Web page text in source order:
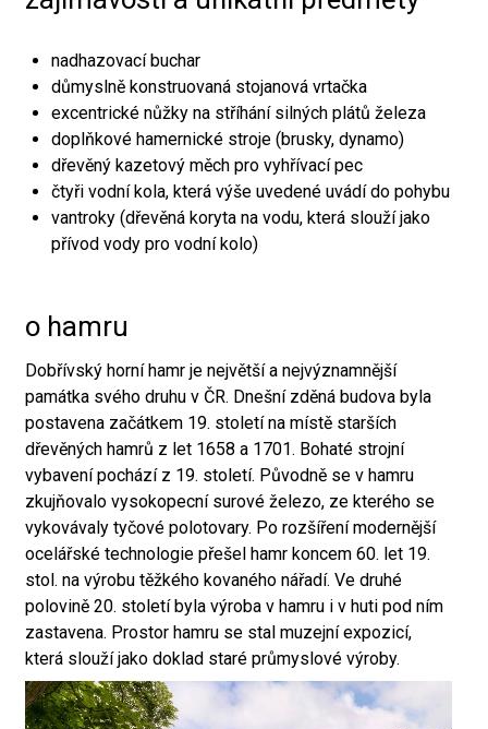
nadhazovací buchar
důmyslně konstruovaná stojanová vrtačka
excentrické nůžky na stříhání silných plátů železa
doplňkové hamernické stroje (brusky, dynamo)
dřevěný kazetový měch pro vyhřívací pec
čtyři vodní kola, která výše uvedené uvádí do pohybu
vantroky (dřevěná koryta na vodu, která slouží jako
přívod vody pro vodní kolo)
o hamru
Dobřívský horní hamr je největší a nejvýznamnější
památka svého druhu v ČR. Dnešní zděná budova byla
postavena začátkem 19. století na místě starších
dřevěných hamrů z let 1658 a 1701. Bohaté strojní
vybavení pochází z 19. století. Původně se v hamru
zkujňovalo vysokopecní surové železo, ze kterého se
vykovávaly tyčové polotovary. Po rozšíření modernější
ocelářské technologie přešel hamr koncem 60. let 19.
stol. na výrobu těžkého kovaného nářadí. Ve druhé
polovině 20. století byla výroba v hamru i v huti pod ním
zastavena. Prostor hamru se stal muzejní expozicí,
která slouží jako doklad staré průmyslové výroby.